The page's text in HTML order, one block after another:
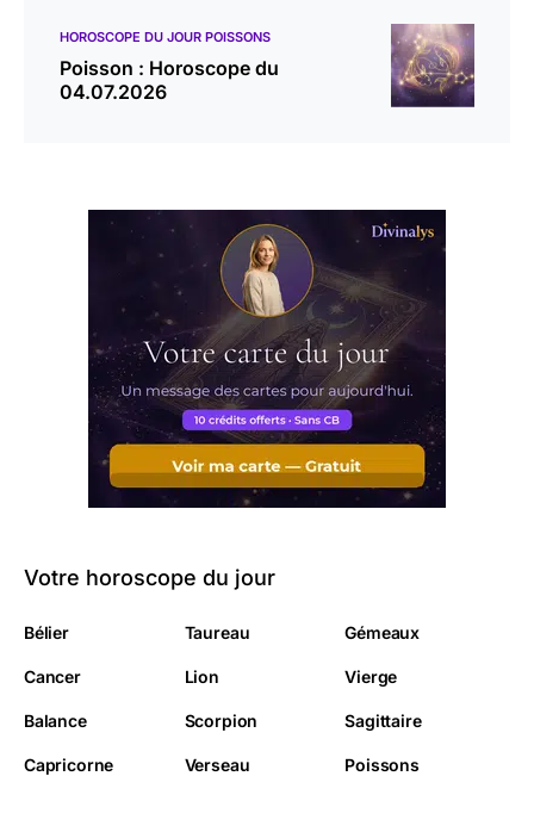
HOROSCOPE DU JOUR POISSONS
Poisson : Horoscope du
04.07.2026
Votre horoscope du jour
Bélier Taureau Gémeaux
Cancer Lion Vierge
Balance Scorpion Sagittaire
Capricorne Verseau Poissons